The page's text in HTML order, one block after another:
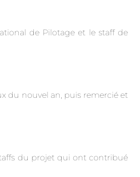
de Pilotage et le staff de
du nouvel an, puis remercié et
du projet qui ont contribué